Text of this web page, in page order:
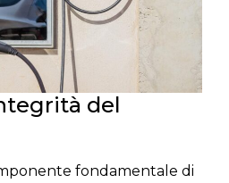
del
fondamentale di